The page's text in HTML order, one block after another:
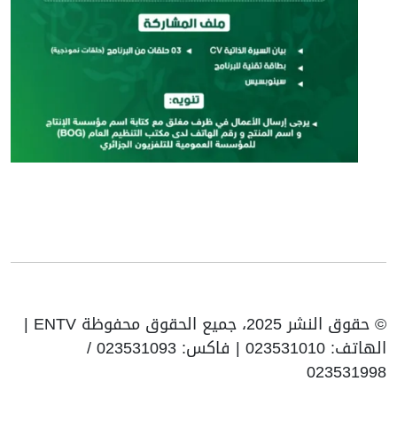
© حقوق النشر 2025، جميع الحقوق محفوظة ENTV |
الهاتف: 023531010 | فاكس: 023531093 /
023531998